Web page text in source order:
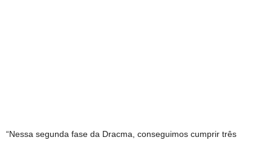
“Nessa segunda fase da Dracma, conseguimos cumprir três